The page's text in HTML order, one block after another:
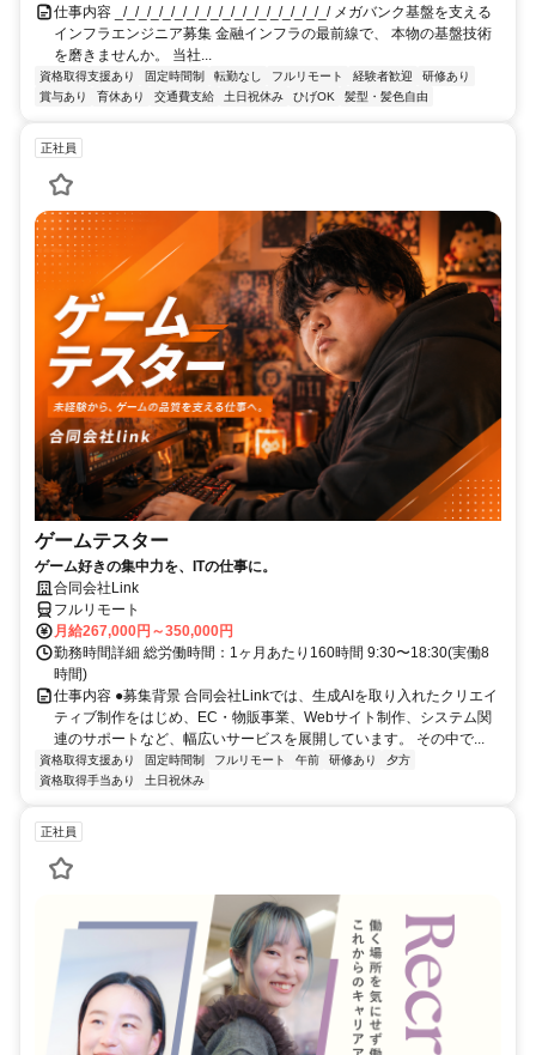
仕事内容 _/_/_/_/_/_/_/_/_/_/_/_/_/_/_/_/_/_/ メガバンク基盤を支える
インフラエンジニア募集 金融インフラの最前線で、 本物の基盤技術
を磨きませんか。 当社...
資格取得支援あり 固定時間制 転勤なし フルリモート 経験者歓迎
研修あり
賞与あり
育休あり 交通費支給 土日祝休み ひげOK 髪型・髪色自由
正社員
ゲームテスター
ゲーム好きの集中力を、ITの仕事に。
合同会社Link
フルリモート
月給267,000円～350,000円
勤務時間詳細 総労働時間：1ヶ月あたり160時間 9:30〜18:30(実働8
時間)
仕事内容 ●募集背景 合同会社Linkでは、生成AIを取り入れたクリエイ
ティブ制作をはじめ、EC・物販事業、Webサイト制作、システム関
連のサポートなど、幅広いサービスを展開しています。 その中で...
資格取得支援あり 固定時間制 フルリモート 午前 研修あり
夕方
資格取得手当あり
土日祝休み
正社員